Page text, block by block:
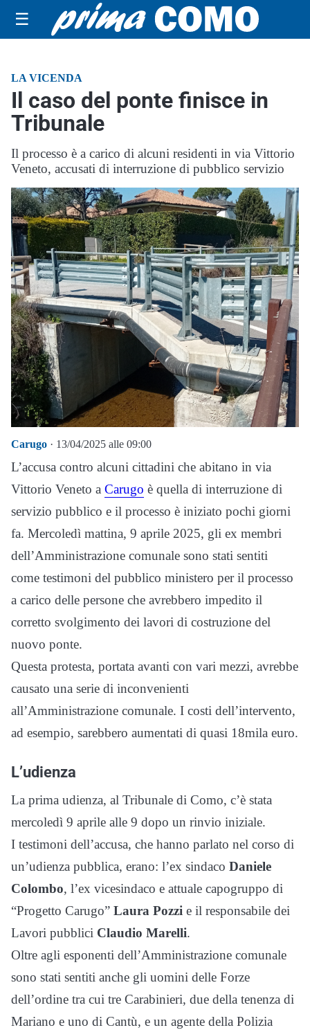
☰
LA VICENDA
Il caso del ponte finisce in
Tribunale
Il processo è a carico di alcuni residenti in via Vittorio
Veneto, accusati di interruzione di pubblico servizio
Carugo · 13/04/2025 alle 09:00
L’accusa contro alcuni cittadini che abitano in via
Vittorio Veneto a Carugo è quella di interruzione di
servizio pubblico e il processo è iniziato pochi giorni
fa. Mercoledì mattina, 9 aprile 2025, gli ex membri
dell’Amministrazione comunale sono stati sentiti
come testimoni del pubblico ministero per il processo
a carico delle persone che avrebbero impedito il
corretto svolgimento dei lavori di costruzione del
nuovo ponte.
Questa protesta, portata avanti con vari mezzi, avrebbe
causato una serie di inconvenienti
all’Amministrazione comunale. I costi dell’intervento,
ad esempio, sarebbero aumentati di quasi 18mila euro.
L’udienza
La prima udienza, al Tribunale di Como, c’è stata
mercoledì 9 aprile alle 9 dopo un rinvio iniziale.
I testimoni dell’accusa, che hanno parlato nel corso di
un’udienza pubblica, erano: l’ex sindaco Daniele
Colombo, l’ex vicesindaco e attuale capogruppo di
“Progetto Carugo” Laura Pozzi e il responsabile dei
Lavori pubblici Claudio Marelli.
Oltre agli esponenti dell’Amministrazione comunale
sono stati sentiti anche gli uomini delle Forze
dell’ordine tra cui tre Carabinieri, due della tenenza di
Mariano e uno di Cantù, e un agente della Polizia